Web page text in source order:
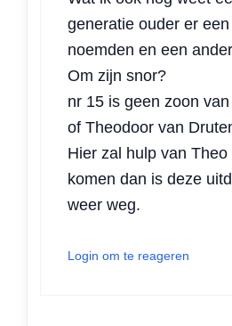
generatie ouder er
noemden en een
Om zijn snor?
nr 15 is geen zoon
of Theodoor van
Hier zal hulp van Theo
komen dan is deze
weer weg.
Login om te reageren